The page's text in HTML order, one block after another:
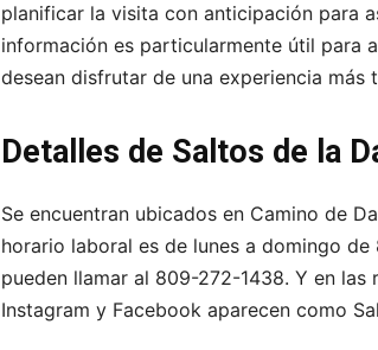
planificar la visita con anticipación para
información es particularmente útil para
desean disfrutar de una experiencia más
Detalles de Saltos de la
Se encuentran ubicados en Camino de
horario laboral es de lunes a domingo
pueden llamar al 809-272-1438. Y en las
Instagram y Facebook aparecen como